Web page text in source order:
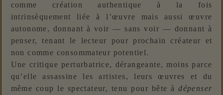
comme création authentique à la fois
intrinsèquement liée à l’œuvre mais aussi œuvre
autonome, donnant à voir — sans voir — donnant à
penser, tenant le lecteur pour prochain créateur et
non comme consommateur potentiel.
Une critique perturbatrice, dérangeante, moins parce
qu’elle assassine les artistes, leurs œuvres et du
même coup le spectateur, tenu pour bête àdépenser